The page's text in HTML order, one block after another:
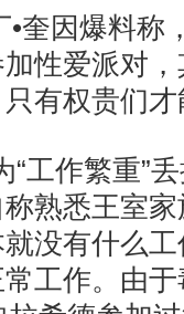
奎因爆料称
性爱派对
有权贵们
“工作繁重”
熟悉王室
没有什么
工作。由